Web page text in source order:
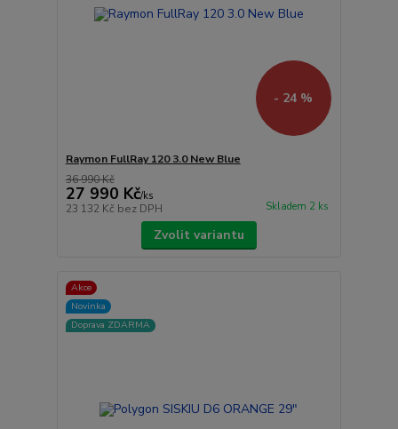
- 24 %
Raymon FullRay 120 3.0 New Blue
36 990 Kč
27 990 Kč/ks
23 132 Kč bez DPH Skladem 2 ks
Zvolit variantu
Akce
Novinka
Doprava ZDARMA